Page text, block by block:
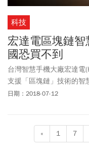
科技
宏達電區塊鏈智
國恐買不到
台灣智慧手機大廠宏達電
支援「區塊鏈」技術的智
息顯示，「Exodus」可
日期：2018-07-12
« 1 7